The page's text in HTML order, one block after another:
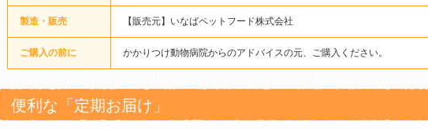
製造・販売 【販売元】いなばペットフード株式会社
ご購入の前に かかりつけ動物病院からのアドバイスの元、ご購入ください。
便利な「定期お届け」